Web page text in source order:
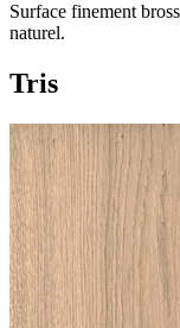
Surface finement
naturel.
Tris